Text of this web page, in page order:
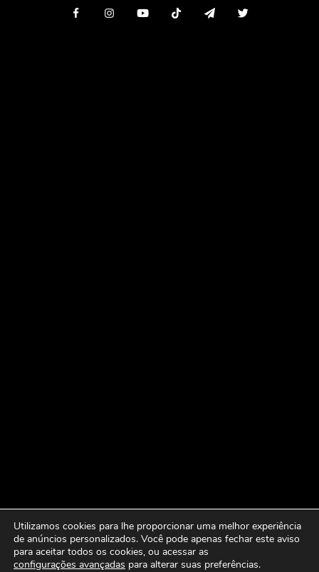
Utilizamos cookies para lhe proporcionar uma melhor experiência
de anúncios personalizados. Você pode apenas fechar este aviso
para aceitar todos os cookies, ou acessar as
configurações avançadas para alterar suas preferências.